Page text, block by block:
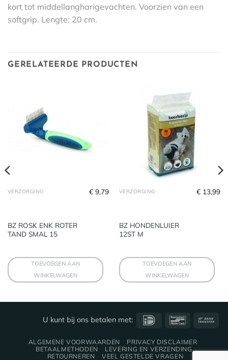
kort tot middellangharigevachten. Voorzien van een
softgrip. Lengte: 20 cm.
GERELATEERDE PRODUCTEN
VERZORGING
BZ ROSK ENK ROTER
TAND SMAL 15
€ 9,79
TOEVOEGEN AAN
WINKELWAGEN
VERZORGING
BZ HONDENLUIER
12ST M
€ 13,99
TOEVOEGEN AAN
WINKELWAGEN
U kunt bij ons betalen met: IDeal Bancontact
ALGEMENE VOORWAARDEN
PRIVACY DISCLAIMER
BETAALMETHODEN
LEVERING EN VERZENDING
RETOURNEREN
VEEL GESTELDE VRAGEN